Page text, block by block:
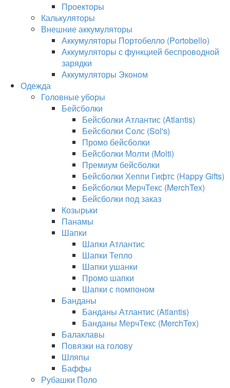
Проекторы
Калькуляторы
Внешние аккумуляторы
Аккумуляторы Портобелло (Portobello)
Аккумуляторы с функцией беспроводной
зарядки
Аккумуляторы Эконом
Одежда
Головные уборы
Бейсболки
Бейсболки Атлантис (Atlantis)
Бейсболки Солс (Sol's)
Промо бейсболки
Бейсболки Молти (Molti)
Премиум бейсболки
Бейсболки Хеппи Гифтс (Happy Gifts)
Бейсболки МерчТекс (MerchTex)
Бейсболки под заказ
Козырьки
Панамы
Шапки
Шапки Атлантис
Шапки Тепло
Шапки ушанки
Промо шапки
Шапки с помпоном
Банданы
Банданы Атлантис (Atlantis)
Банданы МерчТекс (MerchTex)
Балаклавы
Повязки на голову
Шляпы
Баффы
Рубашки Поло